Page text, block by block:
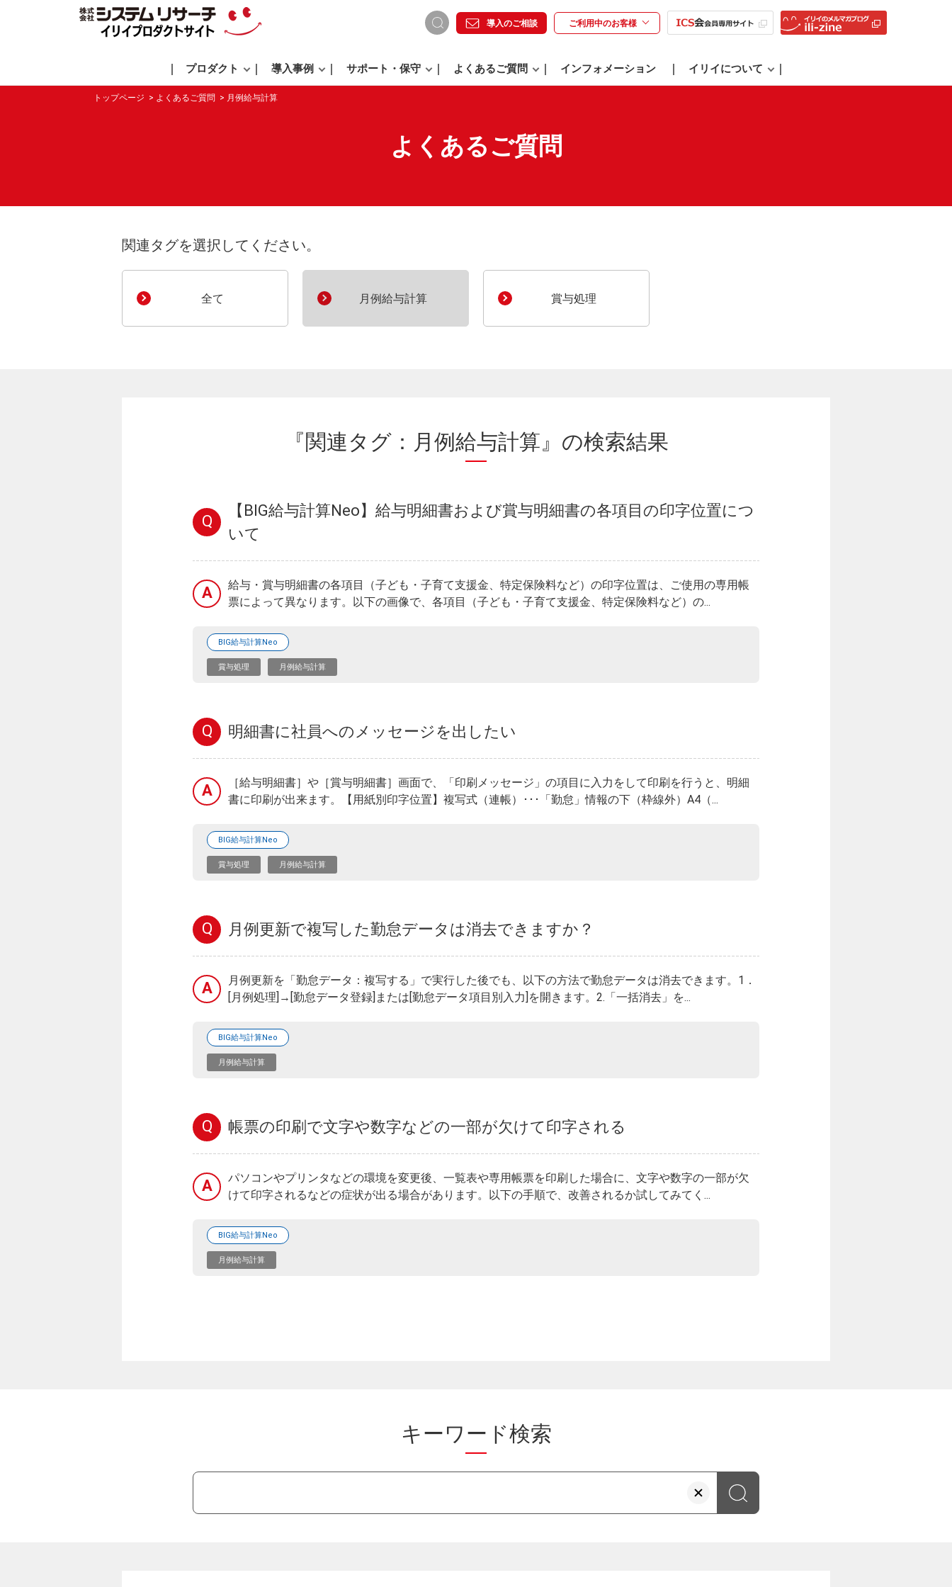
導入のご相談 ご利用中のお客様
プロダクト 導入事例 サポート・保守 よくあるご質問 インフォメーション イリイについて
トップページ よくあるご質問 月例給与計算
よくあるご質問
関連タグを選択してください。
全て 月例給与計算 賞与処理
『関連タグ：月例給与計算』の検索結果
Q
【BIG給与計算Neo】給与明細書および賞与明細書の各項目の印字位置につ
いて
A
給与・賞与明細書の各項目（子ども・子育て支援金、特定保険料など）の印字位置は、ご使用の専用帳
票によって異なります。以下の画像で、各項目（子ども・子育て支援金、特定保険料など）の...
BIG給与計算Neo
賞与処理 月例給与計算
Q 明細書に社員へのメッセージを出したい
A
［給与明細書］や［賞与明細書］画面で、「印刷メッセージ」の項目に入力をして印刷を行うと、明細
書に印刷が出来ます。【用紙別印字位置】複写式（連帳）･･･「勤怠」情報の下（枠線外）A4（...
BIG給与計算Neo
賞与処理 月例給与計算
Q 月例更新で複写した勤怠データは消去できますか？
A
月例更新を「勤怠データ：複写する」で実行した後でも、以下の方法で勤怠データは消去できます。1．
[月例処理]→[勤怠データ登録]または[勤怠データ項目別入力]を開きます。2.「一括消去」を...
BIG給与計算Neo
月例給与計算
Q 帳票の印刷で文字や数字などの一部が欠けて印字される
A
パソコンやプリンタなどの環境を変更後、一覧表や専用帳票を印刷した場合に、文字や数字の一部が欠
けて印字されるなどの症状が出る場合があります。以下の手順で、改善されるか試してみてく...
BIG給与計算Neo
月例給与計算
キーワード検索